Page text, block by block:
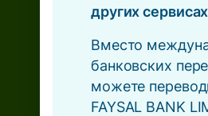
других
Вместо
банковских
можете
FAYSAL BANK